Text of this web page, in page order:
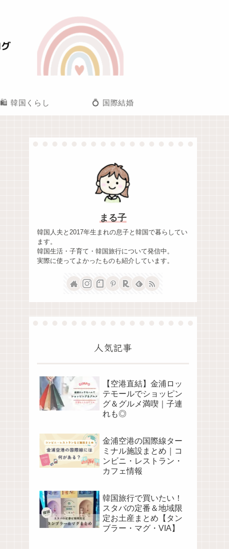
🛍️ 韓国くらし 💍 国際結婚
まる子
韓国人夫と2017年生まれの息子と韓国で暮らしてい
ます。
韓国生活・子育て・韓国旅行について発信中。
実際に使ってよかったものも紹介しています。
人気記事
【空港直結】金浦ロッ
テモールでショッピン
グ＆グルメ満喫｜子連
れも◎
金浦空港の国際線ター
ミナル施設まとめ｜コ
ンビニ・レストラン・
カフェ情報
韓国旅行で買いたい！
スタバの定番＆地域限
定お土産まとめ【タン
ブラー・マグ・VIA】